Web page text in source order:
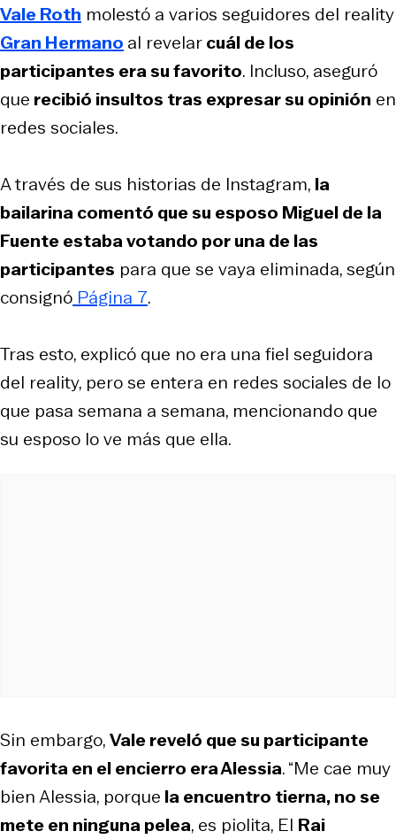
Vale Roth molestó a varios seguidores del reality
Gran Hermano al revelarcuál de los
participantes era su favorito. Incluso, aseguró
que recibió insultos tras expresar su opinión en
redes sociales.
A través de sus historias de Instagram, la
bailarina comentó que su esposo Miguel de la
Fuente estaba votando por una de las
participantes para que se vaya eliminada, según
consignó Página 7.
Tras esto, explicó que no era una fiel seguidora
del reality, pero se entera en redes sociales de lo
que pasa semana a semana, mencionando que
su esposo lo ve más que ella.
Sin embargo,Vale reveló que su participante
favorita en el encierro era Alessia. “Me cae muy
bien Alessia, porque la encuentro tierna, no se
mete en ninguna pelea, es piolita, El Rai